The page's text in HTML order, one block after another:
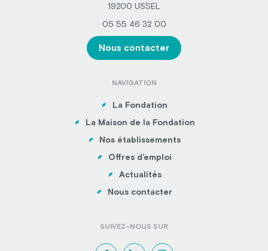
19200 USSEL
05 55 46 32 00
Nous contacter
NAVIGATION
La Fondation
La Maison de la Fondation
Nos établissements
Offres d’emploi
Actualités
Nous contacter
SUIVEZ-NOUS SUR